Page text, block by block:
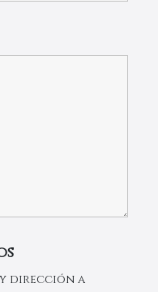
dirección a